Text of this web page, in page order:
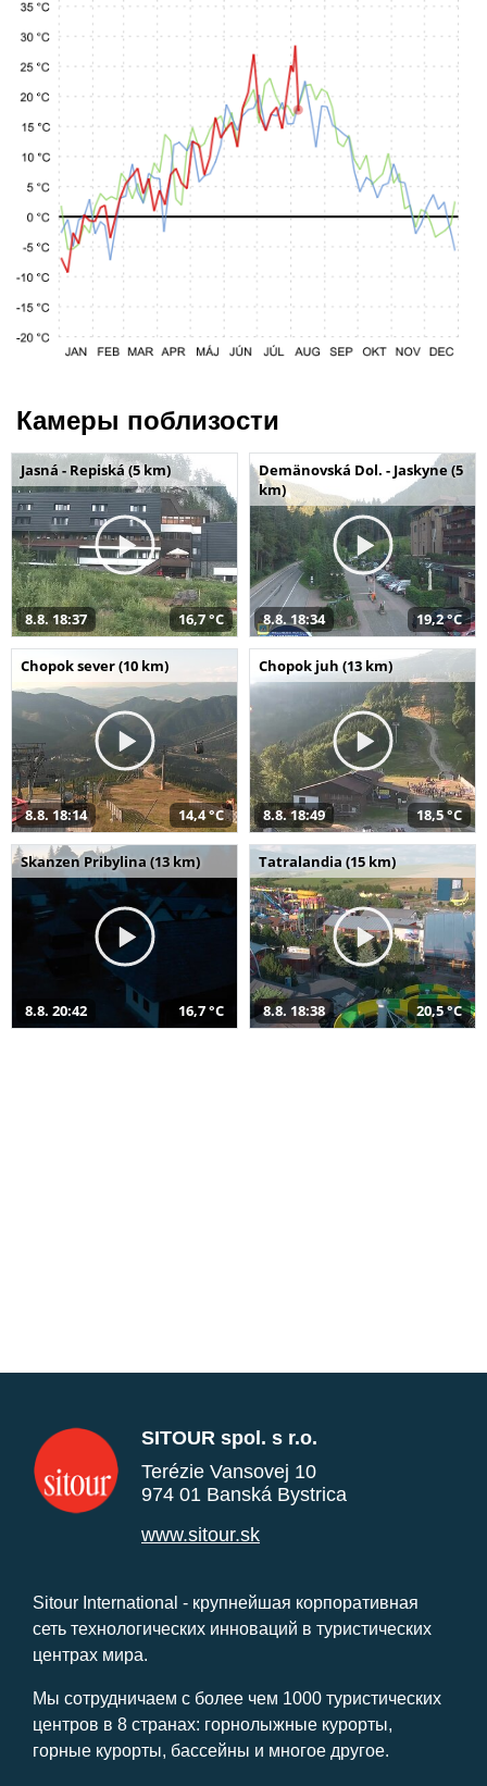
Камеры поблизости
Jasná - Repiská (5 km)
8.8. 18:37 16,7 °C
Demänovská Dol. - Jaskyne (5
km)
8.8. 18:34 19,2 °C
Chopok sever (10 km)
8.8. 18:14 14,4 °C
Chopok juh (13 km)
8.8. 18:49 18,5 °C
Skanzen Pribylina (13 km)
8.8. 20:42 16,7 °C
Tatralandia (15 km)
8.8. 18:38 20,5 °C
SITOUR spol. s r.o.
Terézie Vansovej 10
974 01 Banská Bystrica
www.sitour.sk
Sitour International - крупнейшая корпоративная
сеть технологических инноваций в туристических
центрах мира.
Мы сотрудничаем с более чем 1000 туристических
центров в 8 странах: горнолыжные курорты,
горные курорты, бассейны и многое другое.